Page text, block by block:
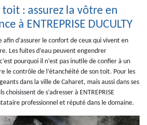
: assurez la vôtre en
à ENTREPRISE DUCULTY
d’assurer le confort de ceux qui vivent en
Les fuites d’eau peuvent engendrer
pourquoi il n’est pas inutile de confier à un
le contrôle de l’étanchéité de son toit. Pour les
dans la ville de Caharet, mais aussi dans ses
choisissent de s’adresser à ENTREPRISE
professionnel et réputé dans le domaine.